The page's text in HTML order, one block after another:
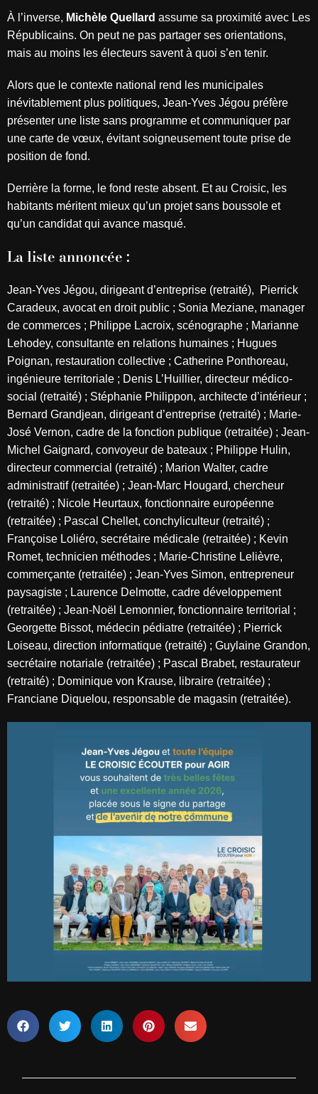
À l’inverse, Michèle Quellard assume sa proximité avec Les
Républicains. On peut ne pas partager ses orientations,
mais au moins les électeurs savent à quoi s’en tenir.
Alors que le contexte national rend les municipales
inévitablement plus politiques, Jean-Yves Jégou préfère
présenter une liste sans programme et communiquer par
une carte de vœux, évitant soigneusement toute prise de
position de fond.
Derrière la forme, le fond reste absent. Et au Croisic, les
habitants méritent mieux qu’un projet sans boussole et
qu’un candidat qui avance masqué.
La liste annoncée :
Jean-Yves Jégou, dirigeant d’entreprise (retraité),
Pierrick
Caradeux, avocat en droit public ; Sonia Meziane, manager
de commerces ; Philippe Lacroix, scénographe ; Marianne
Lehodey, consultante en relations humaines ; Hugues
Poignan, restauration collective ; Catherine Ponthoreau,
ingénieure territoriale ; Denis L’Huillier, directeur médico-
social (retraité) ; Stéphanie Philippon, architecte d’intérieur ;
Bernard Grandjean, dirigeant d’entreprise (retraité) ; Marie-
José Vernon, cadre de la fonction publique (retraitée) ; Jean-
Michel Gaignard, convoyeur de bateaux ; Philippe Hulin,
directeur commercial (retraité) ; Marion Walter, cadre
administratif (retraitée) ; Jean-Marc Hougard, chercheur
(retraité) ; Nicole Heurtaux, fonctionnaire européenne
(retraitée) ; Pascal Chellet, conchyliculteur (retraité) ;
Françoise Loliéro, secrétaire médicale (retraitée) ; Kevin
Romet, technicien méthodes ; Marie-Christine Lelièvre,
commerçante (retraitée) ; Jean-Yves Simon, entrepreneur
paysagiste ; Laurence Delmotte, cadre développement
(retraitée) ; Jean-Noël Lemonnier, fonctionnaire territorial ;
Georgette Bissot, médecin pédiatre (retraitée) ; Pierrick
Loiseau, direction informatique (retraité) ; Guylaine Grandon,
secrétaire notariale (retraitée) ; Pascal Brabet, restaurateur
(retraité) ; Dominique von Krause, libraire (retraitée) ;
Franciane Diquelou, responsable de magasin (retraitée).